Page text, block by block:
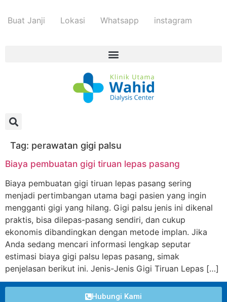
Buat Janji Lokasi Whatsapp instagram
Tag: perawatan gigi palsu
Biaya pembuatan gigi tiruan lepas pasang
Biaya pembuatan gigi tiruan lepas pasang sering
menjadi pertimbangan utama bagi pasien yang ingin
mengganti gigi yang hilang. Gigi palsu jenis ini dikenal
praktis, bisa dilepas-pasang sendiri, dan cukup
ekonomis dibandingkan dengan metode implan. Jika
Anda sedang mencari informasi lengkap seputar
estimasi biaya gigi palsu lepas pasang, simak
penjelasan berikut ini. Jenis-Jenis Gigi Tiruan Lepas […]
Hubungi Kami